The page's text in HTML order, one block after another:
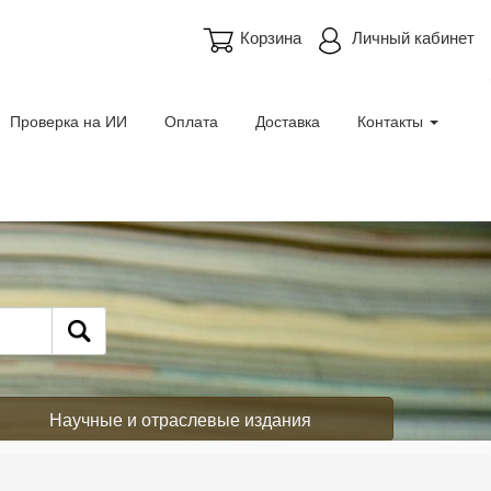
Личный кабинет
Корзина
Проверка на ИИ Оплата Доставка Контакты
Научные и отраслевые издания